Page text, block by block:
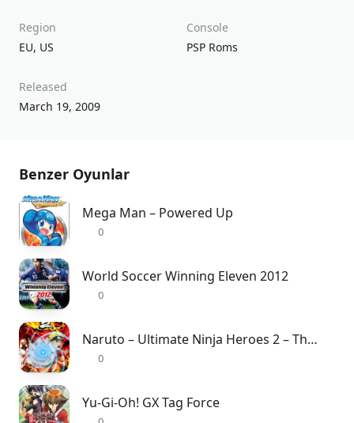
Region
EU, US
Console
PSP Roms
Released
March 19, 2009
Benzer Oyunlar
Mega Man – Powered Up
0
World Soccer Winning Eleven 2012
0
Naruto – Ultimate Ninja Heroes 2 – The Phantom Fortress
0
Yu-Gi-Oh! GX Tag Force